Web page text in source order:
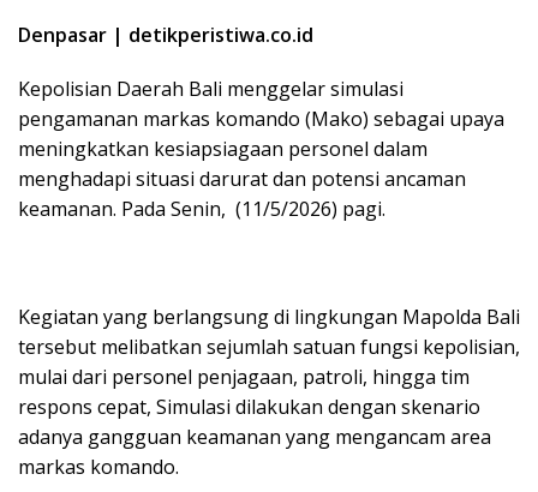
Denpasar | detikperistiwa.co.id
Kepolisian Daerah Bali menggelar simulasi
pengamanan markas komando (Mako) sebagai upaya
meningkatkan kesiapsiagaan personel dalam
menghadapi situasi darurat dan potensi ancaman
keamanan. Pada Senin, (11/5/2026) pagi.
Kegiatan yang berlangsung di lingkungan Mapolda Bali
tersebut melibatkan sejumlah satuan fungsi kepolisian,
mulai dari personel penjagaan, patroli, hingga tim
respons cepat, Simulasi dilakukan dengan skenario
adanya gangguan keamanan yang mengancam area
markas komando.